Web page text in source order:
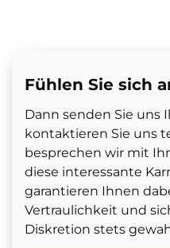
Fühlen Sie sich
Dann senden Sie uns
kontaktieren Sie uns
besprechen wir mit
diese interessante
garantieren Ihnen
Vertraulichkeit und
Diskretion stets